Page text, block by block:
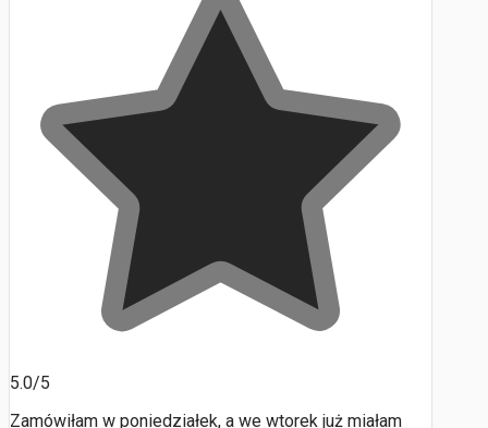
5.0/5
Zamówiłam w poniedziałek, a we wtorek już miałam